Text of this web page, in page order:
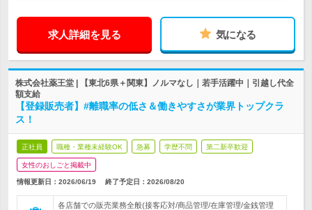
求人詳細を見る 気になる
株式会社薬王堂 | 【東北6県＋関東】ノルマなし｜若手活躍中｜引越し代全
額支給
【登録販売者】#離職率の低さ＆働きやすさが業界トップクラ
ス！
正社員 職種・業種未経験OK 急募 学歴不問 第二新卒歓迎
女性のおしごと掲載中
情報更新日：2026/06/19 終了予定日： 2026/08/20
各店舗での販売業務全般(接客応対/商品管理/在庫管理/金銭管理